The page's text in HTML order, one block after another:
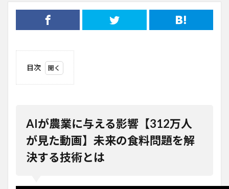
目次
える
影響
【312
万人
が見
た動
AIが農業に与える影響【312万人
が見た動画】未来の食料問題を解
決する技術とは